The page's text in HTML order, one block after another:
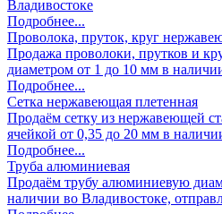
Владивостоке
Подробнее...
Проволока, пруток, круг
Продажа проволоки, прутков и
диаметром от 1 до 10 мм в
Подробнее...
Сетка нержавеющая плетенная
Продаём сетку из нержавеющей
ячейкой от 0,35 до 20 мм в
Подробнее...
Труба алюминиевая
Продаём трубу алюминиевую
наличии во Владивостоке,